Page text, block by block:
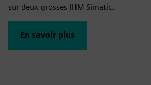
sur deux grosses IHM Simatic.
En savoir plus